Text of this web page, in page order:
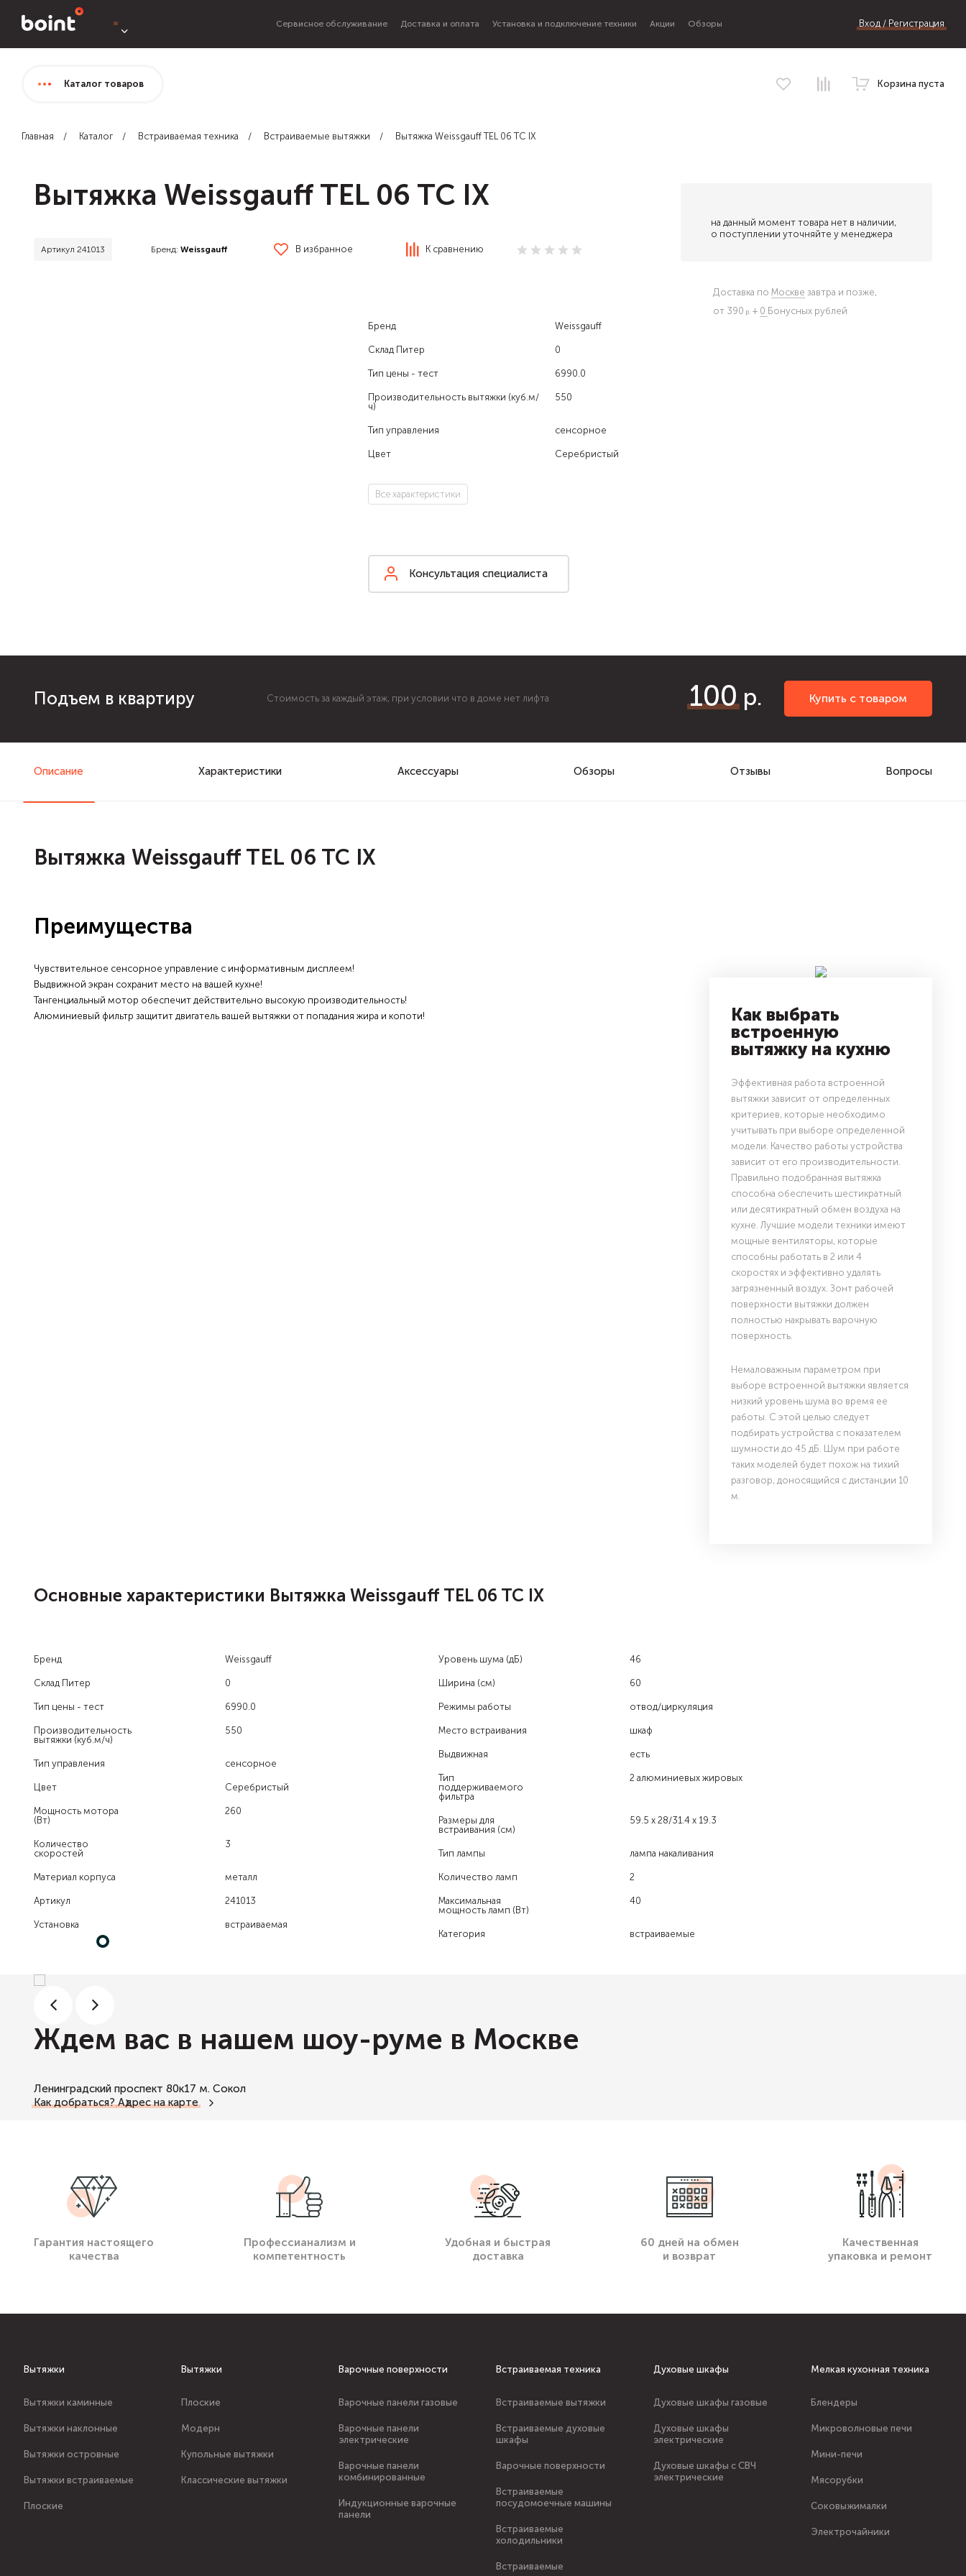
Сервисное обслуживание Доставка и оплата Установка и подключение техники Акции Обзоры Вход / Регистрация
Каталог товаров Корзина пуста
Главная Каталог Встраиваемая техника Встраиваемые вытяжки Вытяжка Weissgauff TEL 06 TC IX
Вытяжка Weissgauff TEL 06 TC IX
Артикул 241013 Бренд: Weissgauff В избранное К сравнению
Бренд Weissgauff
Склад Питер 0
Тип цены - тест 6990.0
Производительность вытяжки (куб.м/
ч)
550
Тип управления сенсорное
Цвет Серебристый
Все характеристики
Консультация специалиста
на данный момент товара нет в наличии,
о поступлении уточняйте у менеджера
Доставка по Москве завтра и позже,
от 390
+ 0 Бонусных рублей
Подъем в квартиру Стоимость за каждый этаж, при условии что в доме нет лифта 100 Купить с товаром
Описание Характеристики Аксессуары Обзоры Отзывы Вопросы
Вытяжка Weissgauff TEL 06 TC IX
Преимущества
Чувствительное сенсорное управление с информативным дисплеем!
Выдвижной экран сохранит место на вашей кухне!
Тангенциальный мотор обеспечит действительно высокую производительность!
Алюминиевый фильтр защитит двигатель вашей вытяжки от попадания жира и копоти!
Как выбрать
встроенную
вытяжку на кухню
Эффективная работа встроенной
вытяжки зависит от определенных
критериев, которые необходимо
учитывать при выборе определенной
модели. Качество работы устройства
зависит от его производительности.
Правильно подобранная вытяжка
способна обеспечить шестикратный
или десятикратный обмен воздуха на
кухне. Лучшие модели техники имеют
мощные вентиляторы, которые
способны работать в 2 или 4
скоростях и эффективно удалять
загрязненный воздух. Зонт рабочей
поверхности вытяжки должен
полностью накрывать варочную
поверхность.
Немаловажным параметром при
выборе встроенной вытяжки является
низкий уровень шума во время ее
работы. С этой целью следует
подбирать устройства с показателем
шумности до 45 дБ. Шум при работе
таких моделей будет похож на тихий
разговор, доносящийся с дистанции 10
м.
Основные характеристики Вытяжка Weissgauff TEL 06 TC IX
Бренд Weissgauff
Склад Питер 0
Тип цены - тест 6990.0
Производительность
вытяжки (куб.м/ч)
550
Тип управления сенсорное
Цвет Серебристый
Мощность мотора
(Вт)
260
Количество
скоростей
3
Материал корпуса металл
Артикул 241013
Установка встраиваемая
Уровень шума (дБ) 46
Ширина (см) 60
Режимы работы отвод/циркуляция
Место встраивания шкаф
Выдвижная есть
Тип
поддерживаемого
фильтра
2 алюминиевых жировых
Размеры для
встраивания (см)
59.5 х 28/31.4 х 19.3
Тип лампы лампа накаливания
Количество ламп 2
Максимальная
мощность ламп (Вт)
40
Категория встраиваемые
Ждем вас в нашем шоу-руме в Москве
Ленинградский проспект 80к17 м. Сокол
Как добраться? Адрес на карте
Гарантия настоящего
качества
Профессианализм и
компетентность
Удобная и быстрая
доставка
60 дней на обмен
и возврат
Качественная
упаковка и ремонт
Вытяжки
Вытяжки каминные
Вытяжки наклонные
Вытяжки островные
Вытяжки встраиваемые
Плоские
Вытяжки
Плоские
Модерн
Купольные вытяжки
Классические вытяжки
Варочные поверхности
Варочные панели газовые
Варочные панели
электрические
Варочные панели
комбинированные
Индукционные варочные
панели
Встраиваемая техника
Встраиваемые вытяжки
Встраиваемые духовые
шкафы
Варочные поверхности
Встраиваемые
посудомоечные машины
Встраиваемые
холодильники
Встраиваемые
Духовые шкафы
Духовые шкафы газовые
Духовые шкафы
электрические
Духовые шкафы с СВЧ
электрические
Мелкая кухонная техника
Блендеры
Микроволновые печи
Мини-печи
Мясорубки
Соковыжималки
Электрочайники